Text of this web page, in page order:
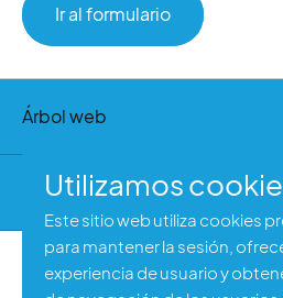
Ir al formulario
Árbol web
Contacto
Aviso legal
Utilizamos
Este sitio web utiliza cookies
para mantener la sesión,
experiencia de usuario y